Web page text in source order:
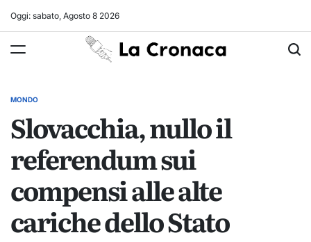
Oggi: sabato, Agosto 8 2026
La
Cronaca
POSTED
MONDO
Slovacchia, nullo il
referendum sui
compensi alle alte
cariche dello Stato